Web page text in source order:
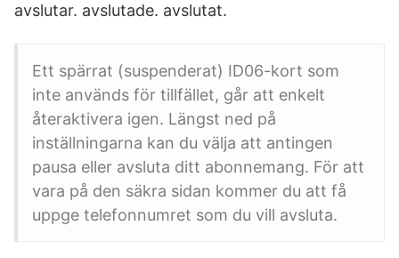
avslutar. avslutade. avslutat.
Ett spärrat (suspenderat) ID06-kort som
inte används för tillfället, går att enkelt
återaktivera igen. Längst ned på
inställningarna kan du välja att antingen
pausa eller avsluta ditt abonnemang. För att
vara på den säkra sidan kommer du att få
uppge telefonnumret som du vill avsluta.